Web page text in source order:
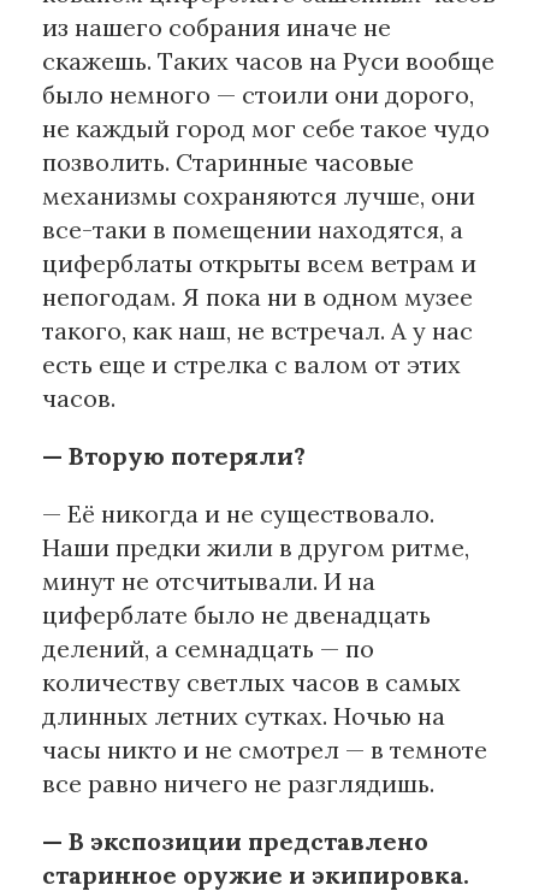
из нашего собрания иначе не
скажешь. Таких часов на Руси вообще
было немного — стоили они дорого,
не каждый город мог себе такое чудо
позволить. Старинные часовые
механизмы сохраняются лучше, они
все-таки в помещении находятся, а
циферблаты открыты всем ветрам и
непогодам. Я пока ни в одном музее
такого, как наш, не встречал. А у нас
есть еще и стрелка с валом от этих
часов.
— Вторую потеряли?
— Её никогда и не существовало.
Наши предки жили в другом ритме,
минут не отсчитывали. И на
циферблате было не двенадцать
делений, а семнадцать — по
количеству светлых часов в самых
длинных летних сутках. Ночью на
часы никто и не смотрел — в темноте
все равно ничего не разглядишь.
— В экспозиции представлено
старинное оружие и экипировка.